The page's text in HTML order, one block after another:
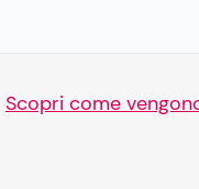
Scopri come